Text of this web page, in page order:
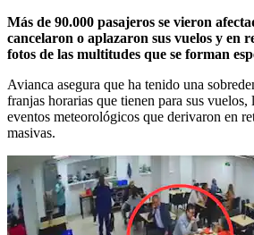
Más de 90.000 pasajeros se vieron
cancelaron o aplazaron sus vuelos y en
fotos de las multitudes que se forman
Avianca asegura que ha tenido una
franjas horarias que tienen para sus
eventos meteorológicos que derivaron en
masivas.